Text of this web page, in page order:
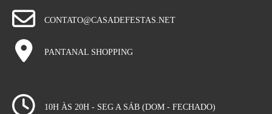
CONTATO@CASADEFESTAS.NET
PANTANAL SHOPPING
10H ÀS 20H - SEG A SÁB (DOM - FECHADO)